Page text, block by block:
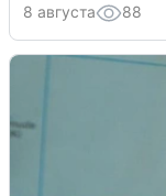
8 августа 88